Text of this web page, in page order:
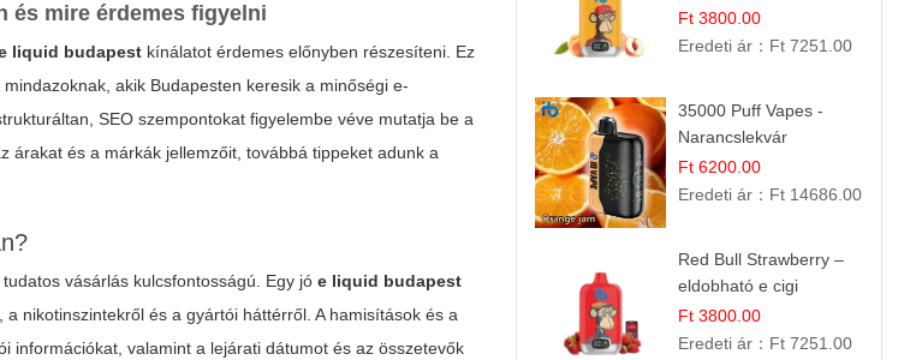
és mire érdemes figyelni
liquid budapest kínálatot érdemes előnyben részesíteni. Ez
akik Budapesten keresik a minőségi e-
SEO szempontokat figyelembe véve mutatja be a
árakat és a márkák jellemzőit, továbbá tippeket adunk a
vásárlás kulcsfontosságú. Egy jóe liquid budapest
nikotinszintekről és a gyártói háttérről. A hamisítások és a
információkat, valamint a lejárati dátumot és az összetevők
cigi
Ft 3800.00
Eredeti ár： Ft 7251.00
35000 Puff Vapes -
Narancslekvár
Ft 6200.00
Eredeti ár： Ft 14686.00
Red Bull Strawberry –
eldobható e cigi
Ft 3800.00
Eredeti ár： Ft 7251.00